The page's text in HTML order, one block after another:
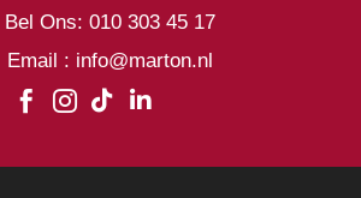
Bel Ons: 010 303 45 17
Email : info@marton.nl
   